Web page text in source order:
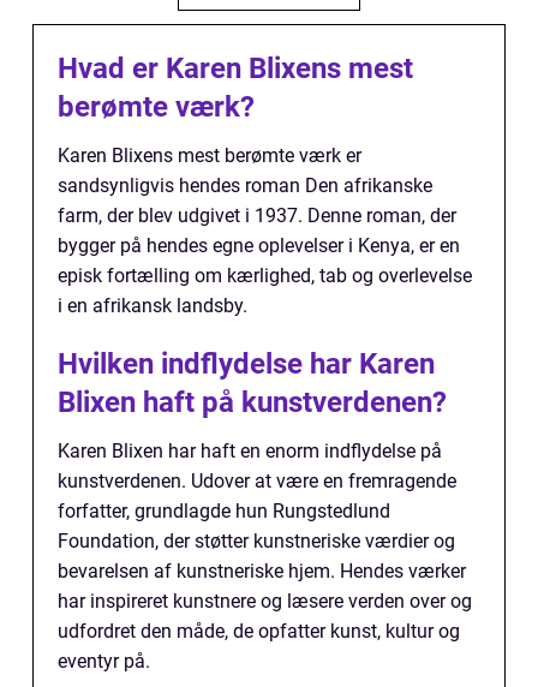
Hvad er Karen Blixens mest
berømte værk?
Karen Blixens mest berømte værk er
sandsynligvis hendes roman Den afrikanske
farm, der blev udgivet i 1937. Denne roman, der
bygger på hendes egne oplevelser i Kenya, er en
episk fortælling om kærlighed, tab og overlevelse
i en afrikansk landsby.
Hvilken indflydelse har Karen
Blixen haft på kunstverdenen?
Karen Blixen har haft en enorm indflydelse på
kunstverdenen. Udover at være en fremragende
forfatter, grundlagde hun Rungstedlund
Foundation, der støtter kunstneriske værdier og
bevarelsen af kunstneriske hjem. Hendes værker
har inspireret kunstnere og læsere verden over og
udfordret den måde, de opfatter kunst, kultur og
eventyr på.